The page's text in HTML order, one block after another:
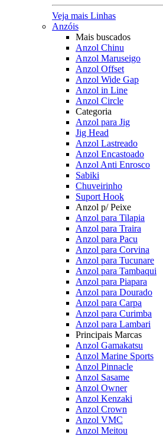
Veja mais Linhas
Anzóis
Mais buscados
Anzol Chinu
Anzol Maruseigo
Anzol Offset
Anzol Wide Gap
Anzol in Line
Anzol Circle
Categoria
Anzol para Jig
Jig Head
Anzol Lastreado
Anzol Encastoado
Anzol Anti Enrosco
Sabiki
Chuveirinho
Suport Hook
Anzol p/ Peixe
Anzol para Tilapia
Anzol para Traira
Anzol para Pacu
Anzol para Corvina
Anzol para Tucunare
Anzol para Tambaqui
Anzol para Piapara
Anzol para Dourado
Anzol para Carpa
Anzol para Curimba
Anzol para Lambari
Principais Marcas
Anzol Gamakatsu
Anzol Marine Sports
Anzol Pinnacle
Anzol Sasame
Anzol Owner
Anzol Kenzaki
Anzol Crown
Anzol VMC
Anzol Meitou